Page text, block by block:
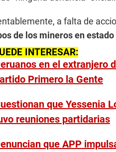
a falta de
de los mineros en
INTERESAR:
en el extranjero
Primero la Gente
que Yessenia
reuniones partidarias
que APP